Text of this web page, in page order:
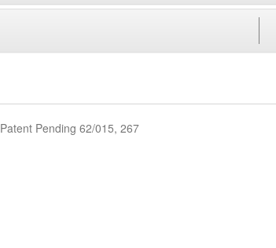
Patent Pending 62/015, 267